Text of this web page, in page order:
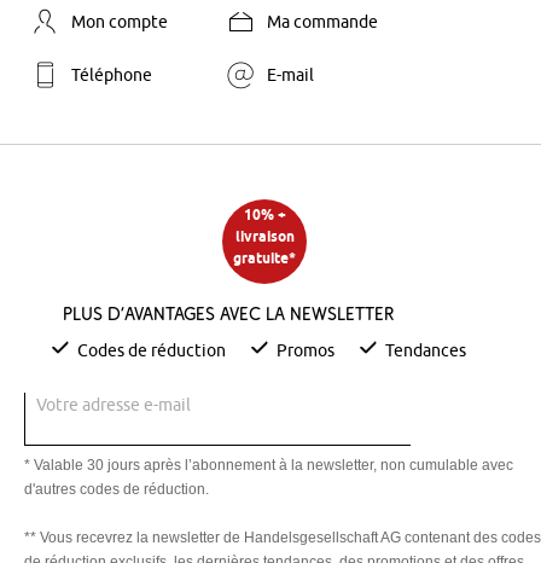
Mon compte Ma commande
Téléphone E-mail
10% +
livraison
gratuite*
Plus d’avantages avec la newsletter
Codes de réduction Promos Tendances
Votre adresse e-mail
* Valable 30 jours après l’abonnement à la newsletter, non cumulable avec
d'autres codes de réduction.
** Vous recevrez la newsletter de Handelsgesellschaft AG contenant des codes